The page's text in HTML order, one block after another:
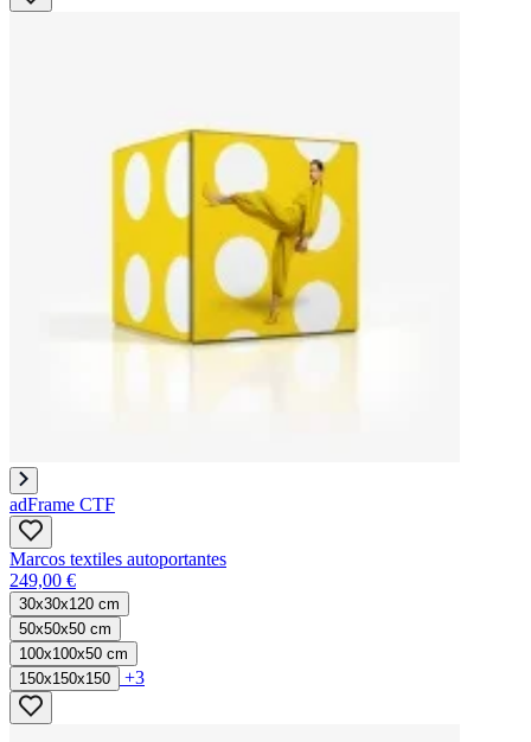
adFrame CTF
Marcos textiles autoportantes
249,00 €
30x30x120 cm
50x50x50 cm
100x100x50 cm
150x150x150
+3